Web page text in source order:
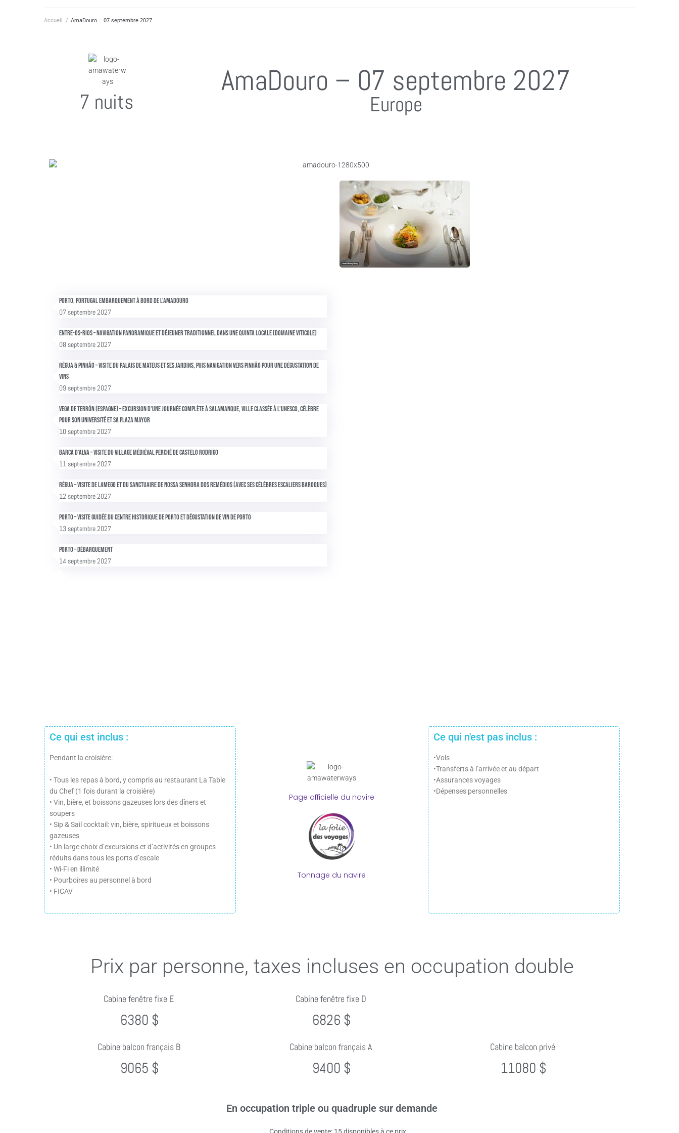
Accueil / AmaDouro – 07 septembre 2027
7 nuits
AmaDouro – 07 septembre 2027
Europe
Porto, Portugal Embarquement à bord de l'AmaDouro
07 septembre 2027
Entre-os-Rios – Navigation panoramique et déjeuner traditionnel dans une quinta locale (domaine viticole)
08 septembre 2027
Régua & Pinhão – Visite du Palais de Mateus et ses jardins, puis navigation vers Pinhão pour une dégustation de
vins
09 septembre 2027
Vega de Terrón (Espagne) – Excursion d'une journée complète à Salamanque, ville classée à l'UNESCO, célèbre
pour son université et sa Plaza Mayor
10 septembre 2027
Barca d’Alva – Visite du village médiéval perché de Castelo Rodrigo
11 septembre 2027
Régua – Visite de Lamego et du sanctuaire de Nossa Senhora dos Remédios (avec ses célèbres escaliers baroques)
12 septembre 2027
Porto – Visite guidée du centre historique de Porto et dégustation de vin de Porto
13 septembre 2027
Porto – Débarquement
14 septembre 2027
Ce qui est inclus :
Pendant la croisière:
• Tous les repas à bord, y compris au restaurant La Table
du Chef (1 fois durant la croisière)
• Vin, bière, et boissons gazeuses lors des dîners et
soupers
• Sip & Sail cocktail: vin, bière, spiritueux et boissons
gazeuses
• Un large choix d’excursions et d’activités en groupes
réduits dans tous les ports d’escale
• Wi-Fi en illimité
• Pourboires au personnel à bord
• FICAV
Page officielle du navire
Tonnage du navire
Ce qui n'est pas inclus :
•Vols
•Transferts à l’arrivée et au départ
•Assurances voyages
•Dépenses personnelles
Prix par personne, taxes incluses en occupation double
Cabine fenêtre fixe E
6380 $
Cabine fenêtre fixe D
6826 $
Cabine balcon français B
9065 $
Cabine balcon français A
9400 $
Cabine balcon privé
11080 $
En occupation triple ou quadruple sur demande